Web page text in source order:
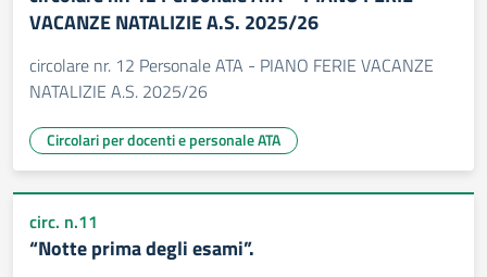
VACANZE NATALIZIE A.S. 2025/26
circolare nr. 12 Personale ATA - PIANO FERIE VACANZE
NATALIZIE A.S. 2025/26
Circolari per docenti e personale ATA
circ. n.11
“Notte prima degli esami”.